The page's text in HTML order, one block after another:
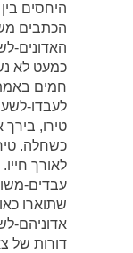
היחסים
הכתבים
האדונים-
כמעט לא
חמים
לעבדו-
טירו, בירך
כשחלה.
לאורך
עבדים-
שתוארו
אדוניהם-
דורות של